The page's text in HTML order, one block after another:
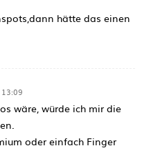
hätte das einen
wäre, würde ich mir die
oder einfach Finger